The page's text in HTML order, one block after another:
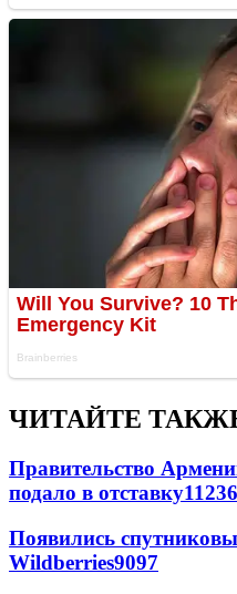
ЧИТАЙТЕ
Правительство
подало в отставку11236
Появились
Wildberries9097